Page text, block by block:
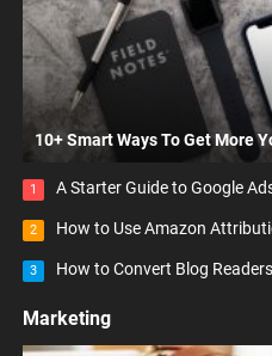
10+ Smart Ways To Get More
1 A Starter Guide to Google
2 How to Use Amazon
3 How to Convert Blog
Marketing